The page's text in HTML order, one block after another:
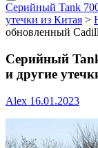
Серийный Tank
утечки из Китая >
обновленный
Серийный
и другие
Alex 16.01.2023